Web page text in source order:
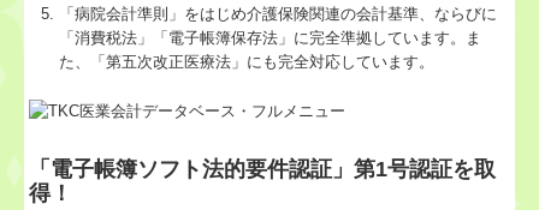
「病院会計準則」をはじめ介護保険関連の会計基準、ならびに
「消費税法」「電子帳簿保存法」に完全準拠しています。ま
た、「第五次改正医療法」にも完全対応しています。
「電子帳簿ソフト法的要件認証」第1号認証を取
得！